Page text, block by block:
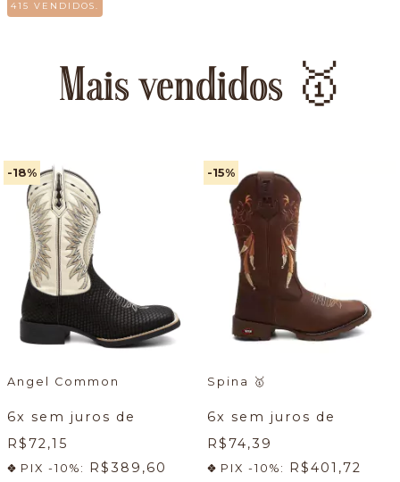
415 VENDIDOS.
Mais vendidos 🥇
-18%
Angel Common
6x sem juros de
R$72,15
PIX -10%: R$389,60
-15%
Spina 🥇
6x sem juros de
R$74,39
PIX -10%: R$401,72